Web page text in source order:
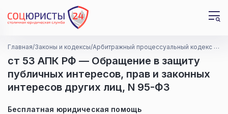
Главная Законы и кодексы Арбитражный процессуальный кодекс Российской Федерации
ст 53 АПК РФ — Обращение в защиту
публичных интересов, прав и законных
интересов других лиц, N 95-ФЗ
Бесплатная юридическая помощь
Срочно В ближайшие недели
Пока не ясно, требуется ли вообще
Да, но мне не помогли
Нет
Утром, с 9 до 12 Днем, с 12 до 18
Вечером, с 18 до 22 В течении дня с 9 до 22
Отправить